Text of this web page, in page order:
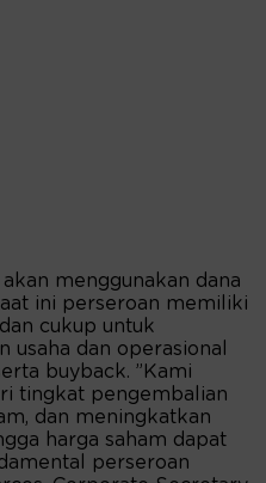
menggunakan dana
ini perseroan memiliki
cukup untuk
usaha dan operasional
buyback. ”Kami
tingkat pengembalian
dan meningkatkan
harga saham dapat
perseroan